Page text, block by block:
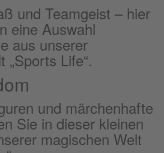
und Teamgeist – hier
eine Auswahl
aus unserer
„Sports Life“.
und märchenhafte
Sie in dieser kleinen
magischen Welt